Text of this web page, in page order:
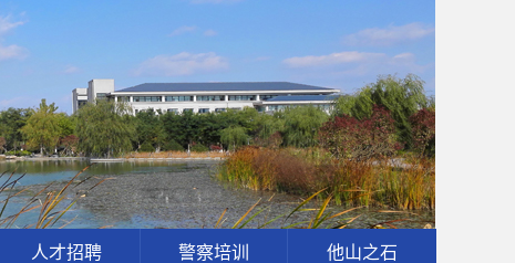
人才招聘 警察培训 他山之石